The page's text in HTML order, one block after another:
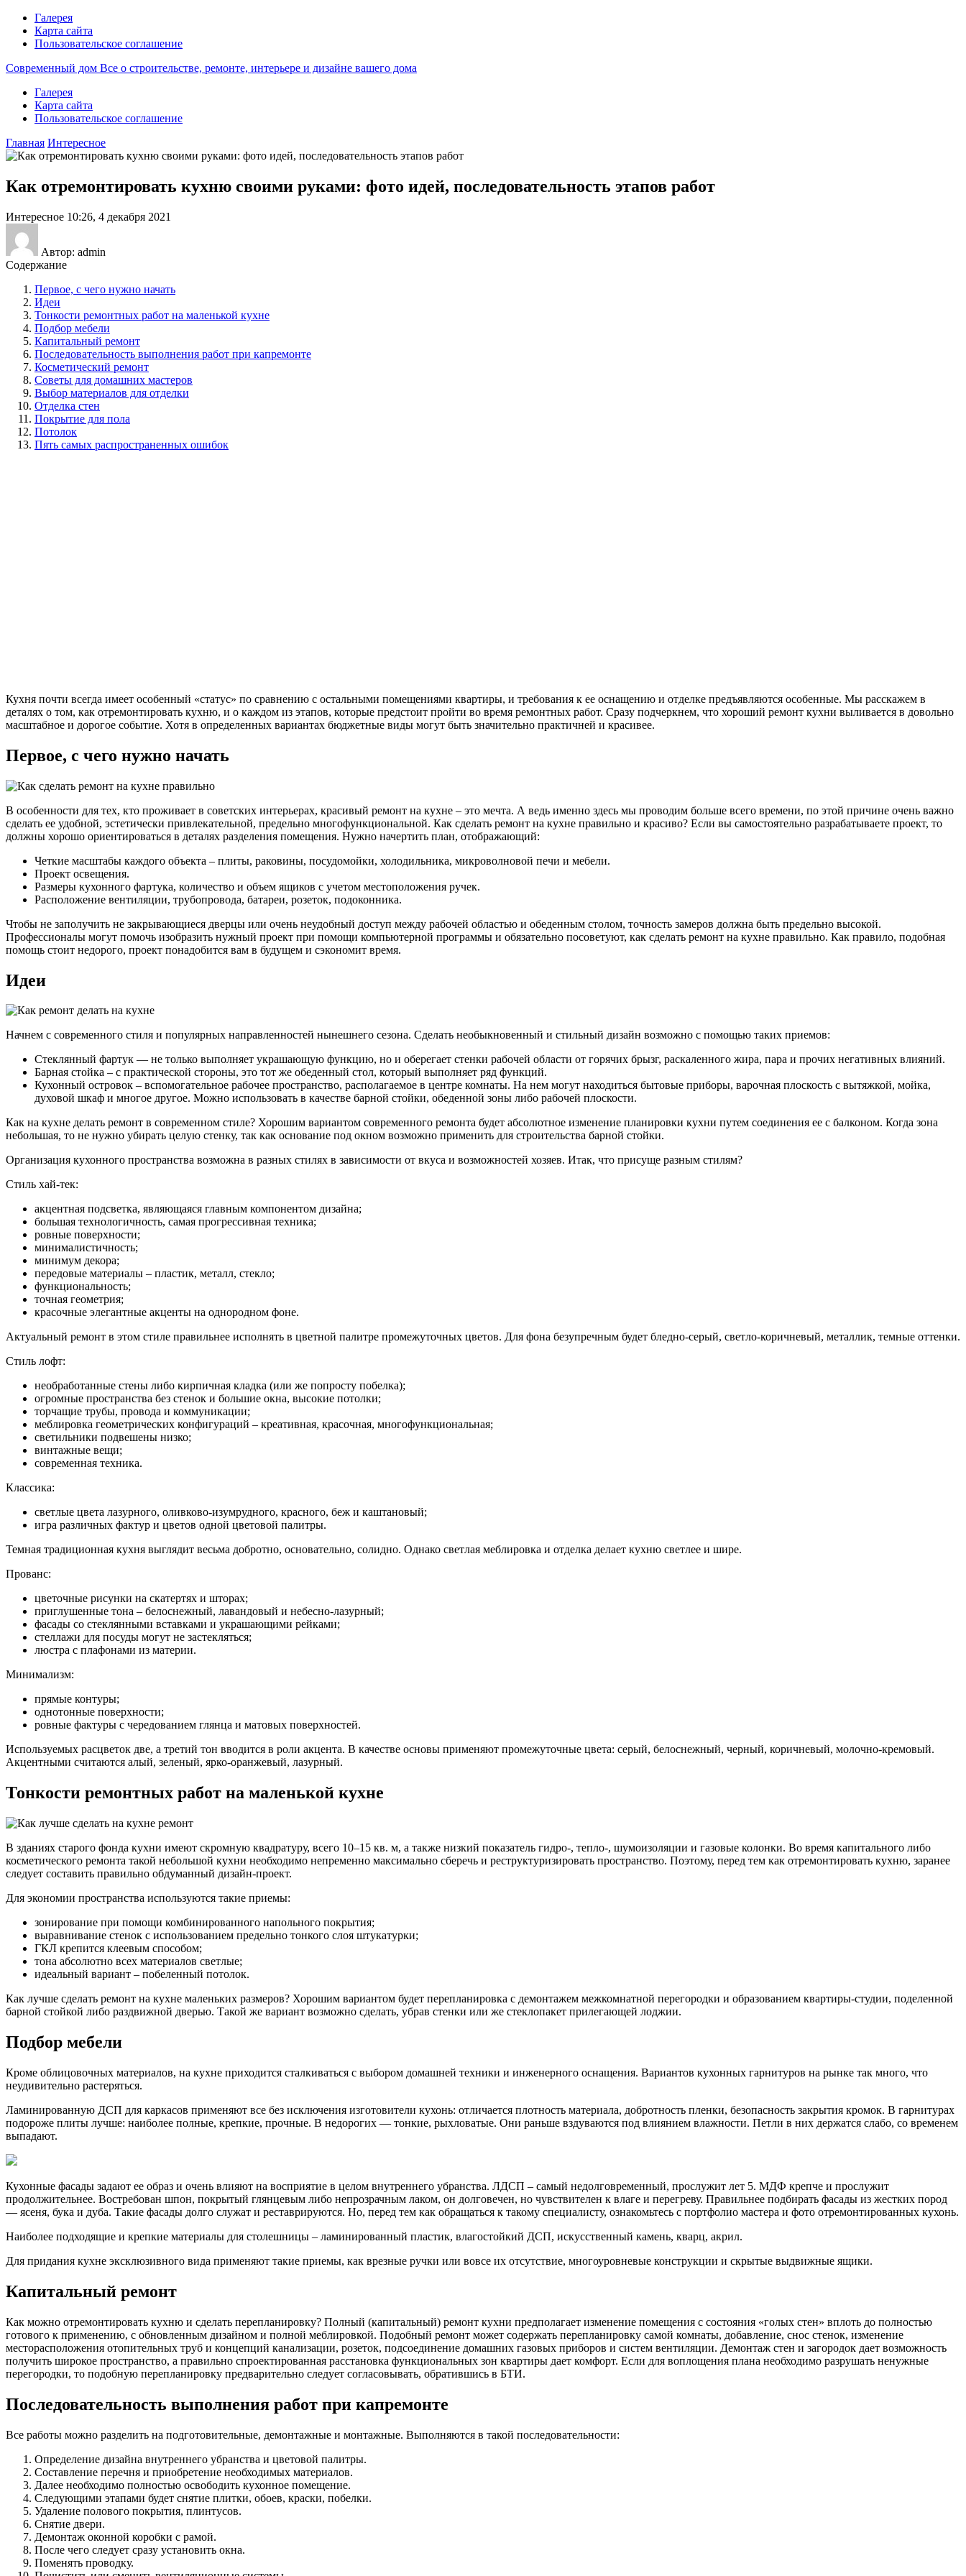
Галерея
Карта сайта
Пользовательское соглашение
Современный дом Все о строительстве, ремонте, интерьере и дизайне вашего дома
Галерея
Карта сайта
Пользовательское соглашение
Главная Интересное
Как отремонтировать кухню своими руками: фото идей, последовательность этапов работ
Интересное 10:26, 4 декабря 2021
Автор: admin
Содержание
Первое, с чего нужно начать
Идеи
Тонкости ремонтных работ на маленькой кухне
Подбор мебели
Капитальный ремонт
Последовательность выполнения работ при капремонте
Косметический ремонт
Советы для домашних мастеров
Выбор материалов для отделки
Отделка стен
Покрытие для пола
Потолок
Пять самых распространенных ошибок
Кухня почти всегда имеет особенный «статус» по сравнению с остальными помещениями квартиры, и требования к ее оснащению и отделке предъявляются особенные. Мы расскажем в
деталях о том, как отремонтировать кухню, и о каждом из этапов, которые предстоит пройти во время ремонтных работ. Сразу подчеркнем, что хороший ремонт кухни выливается в довольно
масштабное и дорогое событие. Хотя в определенных вариантах бюджетные виды могут быть значительно практичней и красивее.
Первое, с чего нужно начать
В особенности для тех, кто проживает в советских интерьерах, красивый ремонт на кухне – это мечта. А ведь именно здесь мы проводим больше всего времени, по этой причине очень важно
сделать ее удобной, эстетически привлекательной, предельно многофункциональной. Как сделать ремонт на кухне правильно и красиво? Если вы самостоятельно разрабатываете проект, то
должны хорошо ориентироваться в деталях разделения помещения. Нужно начертить план, отображающий:
Четкие масштабы каждого объекта – плиты, раковины, посудомойки, холодильника, микроволновой печи и мебели.
Проект освещения.
Размеры кухонного фартука, количество и объем ящиков с учетом местоположения ручек.
Расположение вентиляции, трубопровода, батареи, розеток, подоконника.
Чтобы не заполучить не закрывающиеся дверцы или очень неудобный доступ между рабочей областью и обеденным столом, точность замеров должна быть предельно высокой.
Профессионалы могут помочь изобразить нужный проект при помощи компьютерной программы и обязательно посоветуют, как сделать ремонт на кухне правильно. Как правило, подобная
помощь стоит недорого, проект понадобится вам в будущем и сэкономит время.
Идеи
Начнем с современного стиля и популярных направленностей нынешнего сезона. Сделать необыкновенный и стильный дизайн возможно с помощью таких приемов:
Стеклянный фартук — не только выполняет украшающую функцию, но и оберегает стенки рабочей области от горячих брызг, раскаленного жира, пара и прочих негативных влияний.
Барная стойка – с практической стороны, это тот же обеденный стол, который выполняет ряд функций.
Кухонный островок – вспомогательное рабочее пространство, располагаемое в центре комнаты. На нем могут находиться бытовые приборы, варочная плоскость с вытяжкой, мойка,
духовой шкаф и многое другое. Можно использовать в качестве барной стойки, обеденной зоны либо рабочей плоскости.
Как на кухне делать ремонт в современном стиле? Хорошим вариантом современного ремонта будет абсолютное изменение планировки кухни путем соединения ее с балконом. Когда зона
небольшая, то не нужно убирать целую стенку, так как основание под окном возможно применить для строительства барной стойки.
Организация кухонного пространства возможна в разных стилях в зависимости от вкуса и возможностей хозяев. Итак, что присуще разным стилям?
Стиль хай-тек:
акцентная подсветка, являющаяся главным компонентом дизайна;
большая технологичность, самая прогрессивная техника;
ровные поверхности;
минималистичность;
минимум декора;
передовые материалы – пластик, металл, стекло;
функциональность;
точная геометрия;
красочные элегантные акценты на однородном фоне.
Актуальный ремонт в этом стиле правильнее исполнять в цветной палитре промежуточных цветов. Для фона безупречным будет бледно-серый, светло-коричневый, металлик, темные оттенки.
Стиль лофт:
необработанные стены либо кирпичная кладка (или же попросту побелка);
огромные пространства без стенок и большие окна, высокие потолки;
торчащие трубы, провода и коммуникации;
меблировка геометрических конфигураций – креативная, красочная, многофункциональная;
светильники подвешены низко;
винтажные вещи;
современная техника.
Классика:
светлые цвета лазурного, оливково-изумрудного, красного, беж и каштановый;
игра различных фактур и цветов одной цветовой палитры.
Темная традиционная кухня выглядит весьма добротно, основательно, солидно. Однако светлая меблировка и отделка делает кухню светлее и шире.
Прованс:
цветочные рисунки на скатертях и шторах;
приглушенные тона – белоснежный, лавандовый и небесно-лазурный;
фасады со стеклянными вставками и украшающими рейками;
стеллажи для посуды могут не застекляться;
люстра с плафонами из материи.
Минимализм:
прямые контуры;
однотонные поверхности;
ровные фактуры с чередованием глянца и матовых поверхностей.
Используемых расцветок две, а третий тон вводится в роли акцента. В качестве основы применяют промежуточные цвета: серый, белоснежный, черный, коричневый, молочно-кремовый.
Акцентными считаются алый, зеленый, ярко-оранжевый, лазурный.
Тонкости ремонтных работ на маленькой кухне
В зданиях старого фонда кухни имеют скромную квадратуру, всего 10–15 кв. м, а также низкий показатель гидро-, тепло-, шумоизоляции и газовые колонки. Во время капитального либо
косметического ремонта такой небольшой кухни необходимо непременно максимально сберечь и реструктуризировать пространство. Поэтому, перед тем как отремонтировать кухню, заранее
следует составить правильно обдуманный дизайн-проект.
Для экономии пространства используются такие приемы:
зонирование при помощи комбинированного напольного покрытия;
выравнивание стенок с использованием предельно тонкого слоя штукатурки;
ГКЛ крепится клеевым способом;
тона абсолютно всех материалов светлые;
идеальный вариант – побеленный потолок.
Как лучше сделать ремонт на кухне маленьких размеров? Хорошим вариантом будет перепланировка с демонтажем межкомнатной перегородки и образованием квартиры-студии, поделенной
барной стойкой либо раздвижной дверью. Такой же вариант возможно сделать, убрав стенки или же стеклопакет прилегающей лоджии.
Подбор мебели
Кроме облицовочных материалов, на кухне приходится сталкиваться с выбором домашней техники и инженерного оснащения. Вариантов кухонных гарнитуров на рынке так много, что
неудивительно растеряться.
Ламинированную ДСП для каркасов применяют все без исключения изготовители кухонь: отличается плотность материала, добротность пленки, безопасность закрытия кромок. В гарнитурах
подороже плиты лучше: наиболее полные, крепкие, прочные. В недорогих — тонкие, рыхловатые. Они раньше вздуваются под влиянием влажности. Петли в них держатся слабо, со временем
выпадают.
Кухонные фасады задают ее образ и очень влияют на восприятие в целом внутреннего убранства. ЛДСП – самый недолговременный, прослужит лет 5. МДФ крепче и прослужит
продолжительнее. Востребован шпон, покрытый глянцевым либо непрозрачным лаком, он долговечен, но чувствителен к влаге и перегреву. Правильнее подбирать фасады из жестких пород
— ясеня, бука и дуба. Такие фасады долго служат и реставрируются. Но, перед тем как обращаться к такому специалисту, ознакомьтесь с портфолио мастера и фото отремонтированных кухонь.
Наиболее подходящие и крепкие материалы для столешницы – ламинированный пластик, влагостойкий ДСП, искусственный камень, кварц, акрил.
Для придания кухне эксклюзивного вида применяют такие приемы, как врезные ручки или вовсе их отсутствие, многоуровневые конструкции и скрытые выдвижные ящики.
Капитальный ремонт
Как можно отремонтировать кухню и сделать перепланировку? Полный (капитальный) ремонт кухни предполагает изменение помещения с состояния «голых стен» вплоть до полностью
готового к применению, с обновленным дизайном и полной меблировкой. Подобный ремонт может содержать перепланировку самой комнаты, добавление, снос стенок, изменение
месторасположения отопительных труб и концепций канализации, розеток, подсоединение домашних газовых приборов и систем вентиляции. Демонтаж стен и загородок дает возможность
получить широкое пространство, а правильно спроектированная расстановка функциональных зон квартиры дает комфорт. Если для воплощения плана необходимо разрушать ненужные
перегородки, то подобную перепланировку предварительно следует согласовывать, обратившись в БТИ.
Последовательность выполнения работ при капремонте
Все работы можно разделить на подготовительные, демонтажные и монтажные. Выполняются в такой последовательности:
Определение дизайна внутреннего убранства и цветовой палитры.
Составление перечня и приобретение необходимых материалов.
Далее необходимо полностью освободить кухонное помещение.
Следующими этапами будет снятие плитки, обоев, краски, побелки.
Удаление полового покрытия, плинтусов.
Снятие двери.
Демонтаж оконной коробки с рамой.
После чего следует сразу установить окна.
Поменять проводку.